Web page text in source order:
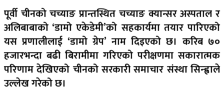
पूर्वी चीनको चच्याङ प्रान्तस्थित चच्याङ क्यान्सर अस्पताल र
अलिबाबाको ‘डामो एकेडेमी’को सहकार्यमा तयार पारिएको
यस प्रणालीलाई ‘डामो ग्रेप’ नाम दिइएको छ। करिब ७०
हजारभन्दा बढी बिरामीमा गरिएको परीक्षणमा सकारात्मक
परिणाम देखिएको चीनको सरकारी समाचार संस्था सिन्ह्वाले
उल्लेख गरेको छ।